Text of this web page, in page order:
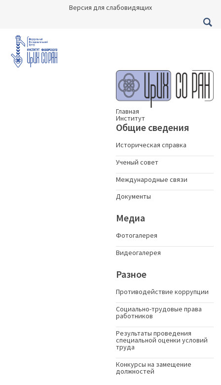
Версия для слабовидящих
Главная
Институт
Общие сведения
Историческая справка
Ученый совет
Международные связи
Документы
Медиа
Фотогалерея
Видеогалерея
Разное
Противодействие коррупции
Социально-трудовые права
работников
Результаты проведения
специальной оценки условий
труда
Конкурсы на замещение
должностей